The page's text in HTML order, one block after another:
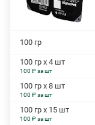
100 гр
100 гр х 4 шт
100 ₽ за шт
100 гр х 8 шт
100 ₽ за шт
100 гр х 15 шт
100 ₽ за шт